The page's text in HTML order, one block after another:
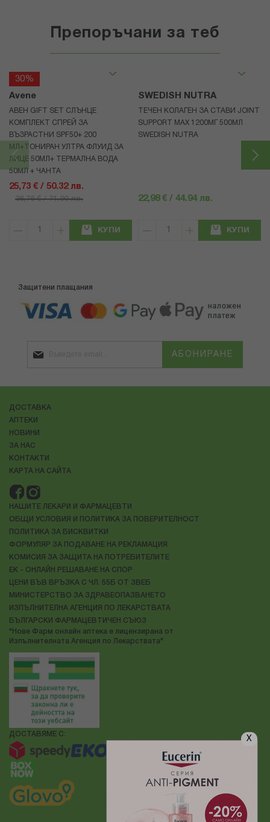
X
Препоръчани за теб
30%
Avene
АВЕН GIFT SET СЛЪНЦЕ
КОМПЛЕКТ СПРЕЙ ЗА
ВЪЗРАСТНИ SPF50+ 200
МЛ+ТОНИРАН УЛТРА ФЛУИД ЗА
ЛИЦЕ 50МЛ+ ТЕРМАЛНА ВОДА
50МЛ + ЧАНТА
25,73 € / 50.32 лв.
36,76 € / 71.90 лв.
КУПИ
SWEDISH NUTRA
ТЕЧЕН КОЛАГЕН ЗА СТАВИ JOINT
SUPPORT MAX 1200МГ 500МЛ
SWEDISH NUTRA
22,98 € / 44.94 лв.
КУПИ
Защитени плащания
АБОНИРАНЕ
ДОСТАВКА
АПТЕКИ
НОВИНИ
ЗА НАС
КОНТАКТИ
КАРТА НА САЙТА
НАШИТЕ ЛЕКАРИ И ФАРМАЦЕВТИ
ОБЩИ УСЛОВИЯ И ПОЛИТИКА ЗА ПОВЕРИТЕЛНОСТ
ПОЛИТИКА ЗА БИСКВИТКИ
ФОРМУЛЯР ЗА ПОДАВАНЕ НА РЕКЛАМАЦИЯ
КОМИСИЯ ЗА ЗАЩИТА НА ПОТРЕБИТЕЛИТЕ
ЕК - ОНЛАЙН РЕШАВАНЕ НА СПОР
ЦЕНИ ВЪВ ВРЪЗКА С ЧЛ. 55Б ОТ ЗВЕБ
МИНИСТЕРСТВО ЗА ЗДРАВЕОПАЗВАНЕТО
ИЗПЪЛНИТЕЛНА АГЕНЦИЯ ПО ЛЕКАРСТВАТА
БЪЛГАРСКИ ФАРМАЦЕВТИЧЕН СЪЮЗ
"Нове Фарм онлайн аптека е лицензирана от
Изпълнителната Агенция по Лекарствата"
ДОСТАВЯМЕ С: